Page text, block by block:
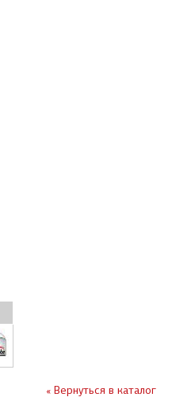
« Вернуться в каталог